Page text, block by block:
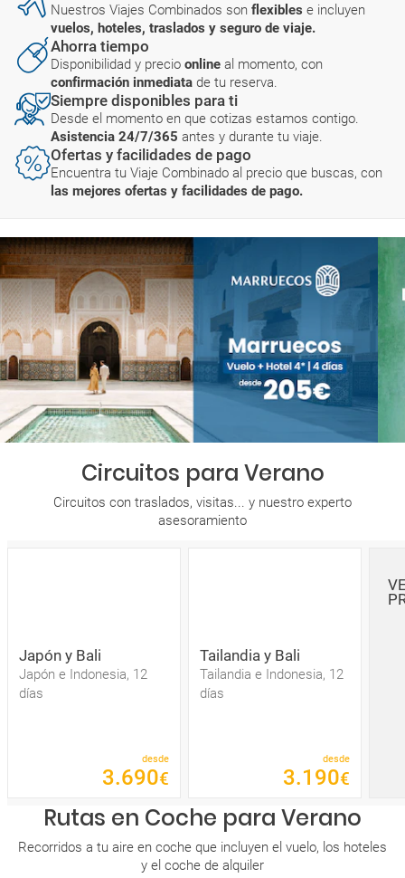
Nuestros Viajes Combinados son flexibles e incluyen
vuelos, hoteles, traslados y seguro de viaje.
Ahorra tiempo
Disponibilidad y precio online al momento, con
confirmación inmediata de tu reserva.
Siempre disponibles para ti
Desde el momento en que cotizas estamos contigo.
Asistencia 24/7/365 antes y durante tu viaje.
Ofertas y facilidades de pago
Encuentra tu Viaje Combinado al precio que buscas, con
las mejores ofertas y facilidades de pago.
Circuitos para Verano
Circuitos con traslados, visitas... y nuestro experto
asesoramiento
Japón y Bali
Japón e Indonesia, 12
días
desde
3.690€
Tailandia y Bali
Tailandia e Indonesia, 12
días
desde
3.190€
Rutas en Coche para Verano
Recorridos a tu aire en coche que incluyen el vuelo, los hoteles
y el coche de alquiler